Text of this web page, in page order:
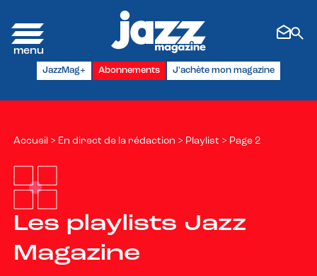
JazzMag+ Abonnements J'achète mon magazine
Accueil > En direct de la rédaction > Playlist > Page 2
Les playlists Jazz
Magazine